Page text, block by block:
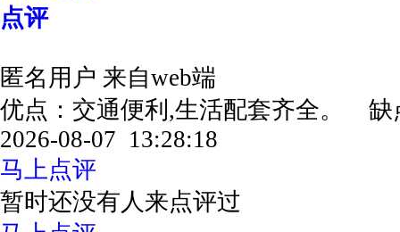
点评
匿名用户 来自web端
优点：交通便利,生活配套齐全。
2026-08-07 13:28:18
马上点评
暂时还没有人来点评过